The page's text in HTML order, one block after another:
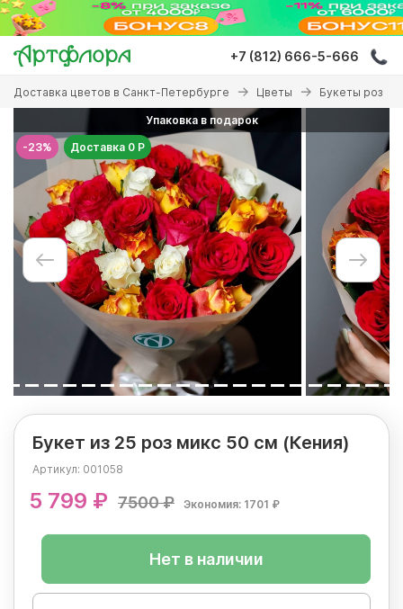
Перейти
основному
содержанию
+7 (812) 666-5-666
Вы
здесь
Доставка цветов в Санкт-Петербурге Цветы Букеты роз
-23%
Упаковка в подарок
Доставка 0 Р
Букет из 25 роз микс 50 см (Кения)
Артикул: 001058
5 799 ₽ 7500 ₽ Экономия: 1701 ₽
Нет в наличии